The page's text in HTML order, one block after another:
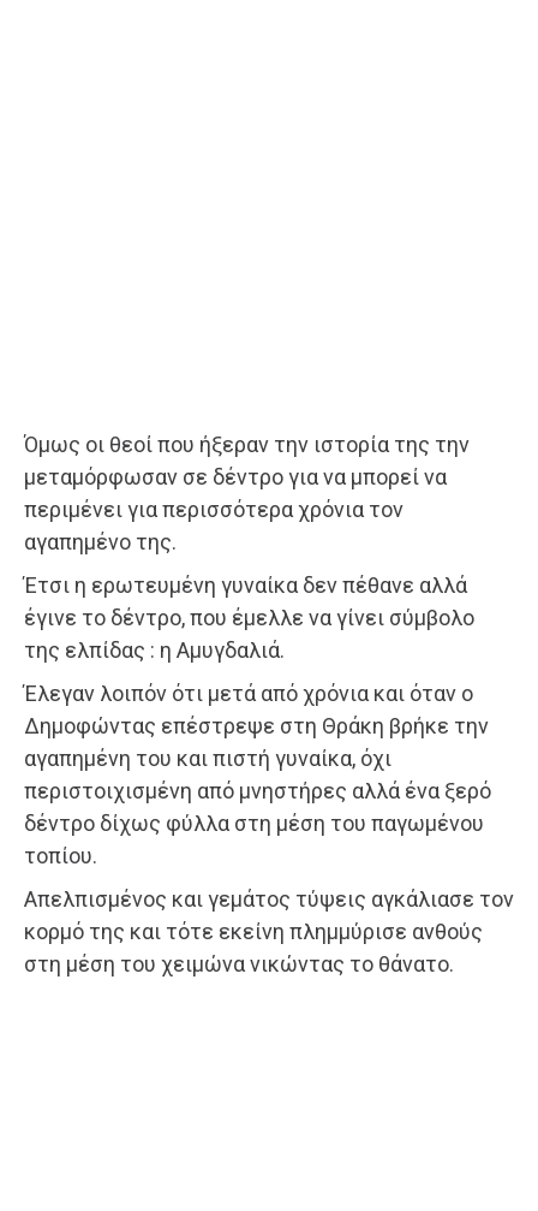
Όμως οι θεοί που ήξεραν την ιστορία της την
μεταμόρφωσαν σε δέντρο για να μπορεί να
περιμένει για περισσότερα χρόνια τον
αγαπημένο της.
Έτσι η ερωτευμένη γυναίκα δεν πέθανε αλλά
έγινε το δέντρο, που έμελλε να γίνει σύμβολο
της ελπίδας : η Αμυγδαλιά.
Έλεγαν λοιπόν ότι μετά από χρόνια και όταν ο
Δημοφώντας επέστρεψε στη Θράκη βρήκε την
αγαπημένη του και πιστή γυναίκα, όχι
περιστοιχισμένη από μνηστήρες αλλά ένα ξερό
δέντρο δίχως φύλλα στη μέση του παγωμένου
τοπίου.
Απελπισμένος και γεμάτος τύψεις αγκάλιασε τον
κορμό της και τότε εκείνη πλημμύρισε ανθούς
στη μέση του χειμώνα νικώντας το θάνατο.